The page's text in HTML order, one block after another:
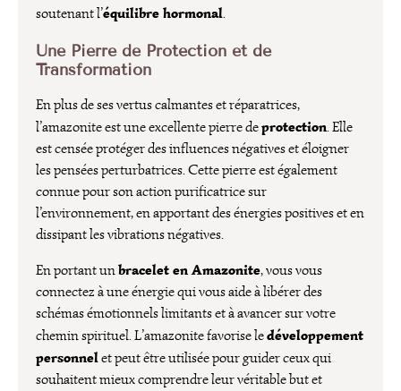
soutenant l’équilibre hormonal.
Une Pierre de Protection et de
Transformation
En plus de ses vertus calmantes et réparatrices,
l’amazonite est une excellente pierre deprotection. Elle
est censée protéger des influences négatives et éloigner
les pensées perturbatrices. Cette pierre est également
connue pour son action purificatrice sur
l’environnement, en apportant des énergies positives et en
dissipant les vibrations négatives.
En portant unbracelet en Amazonite, vous vous
connectez à une énergie qui vous aide à libérer des
schémas émotionnels limitants et à avancer sur votre
chemin spirituel. L’amazonite favorise ledéveloppement
personnelet peut être utilisée pour guider ceux qui
souhaitent mieux comprendre leur véritable but et